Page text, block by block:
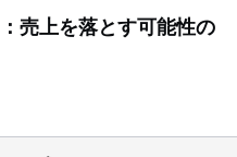
売上を落とす可能性の